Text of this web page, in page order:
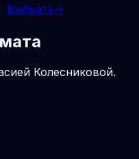
Выбрать→
Колесниковой.